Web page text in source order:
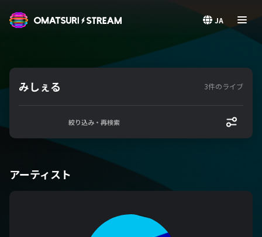
JA
みしぇる 3件のライブ
絞り込み・再検索
アーティスト